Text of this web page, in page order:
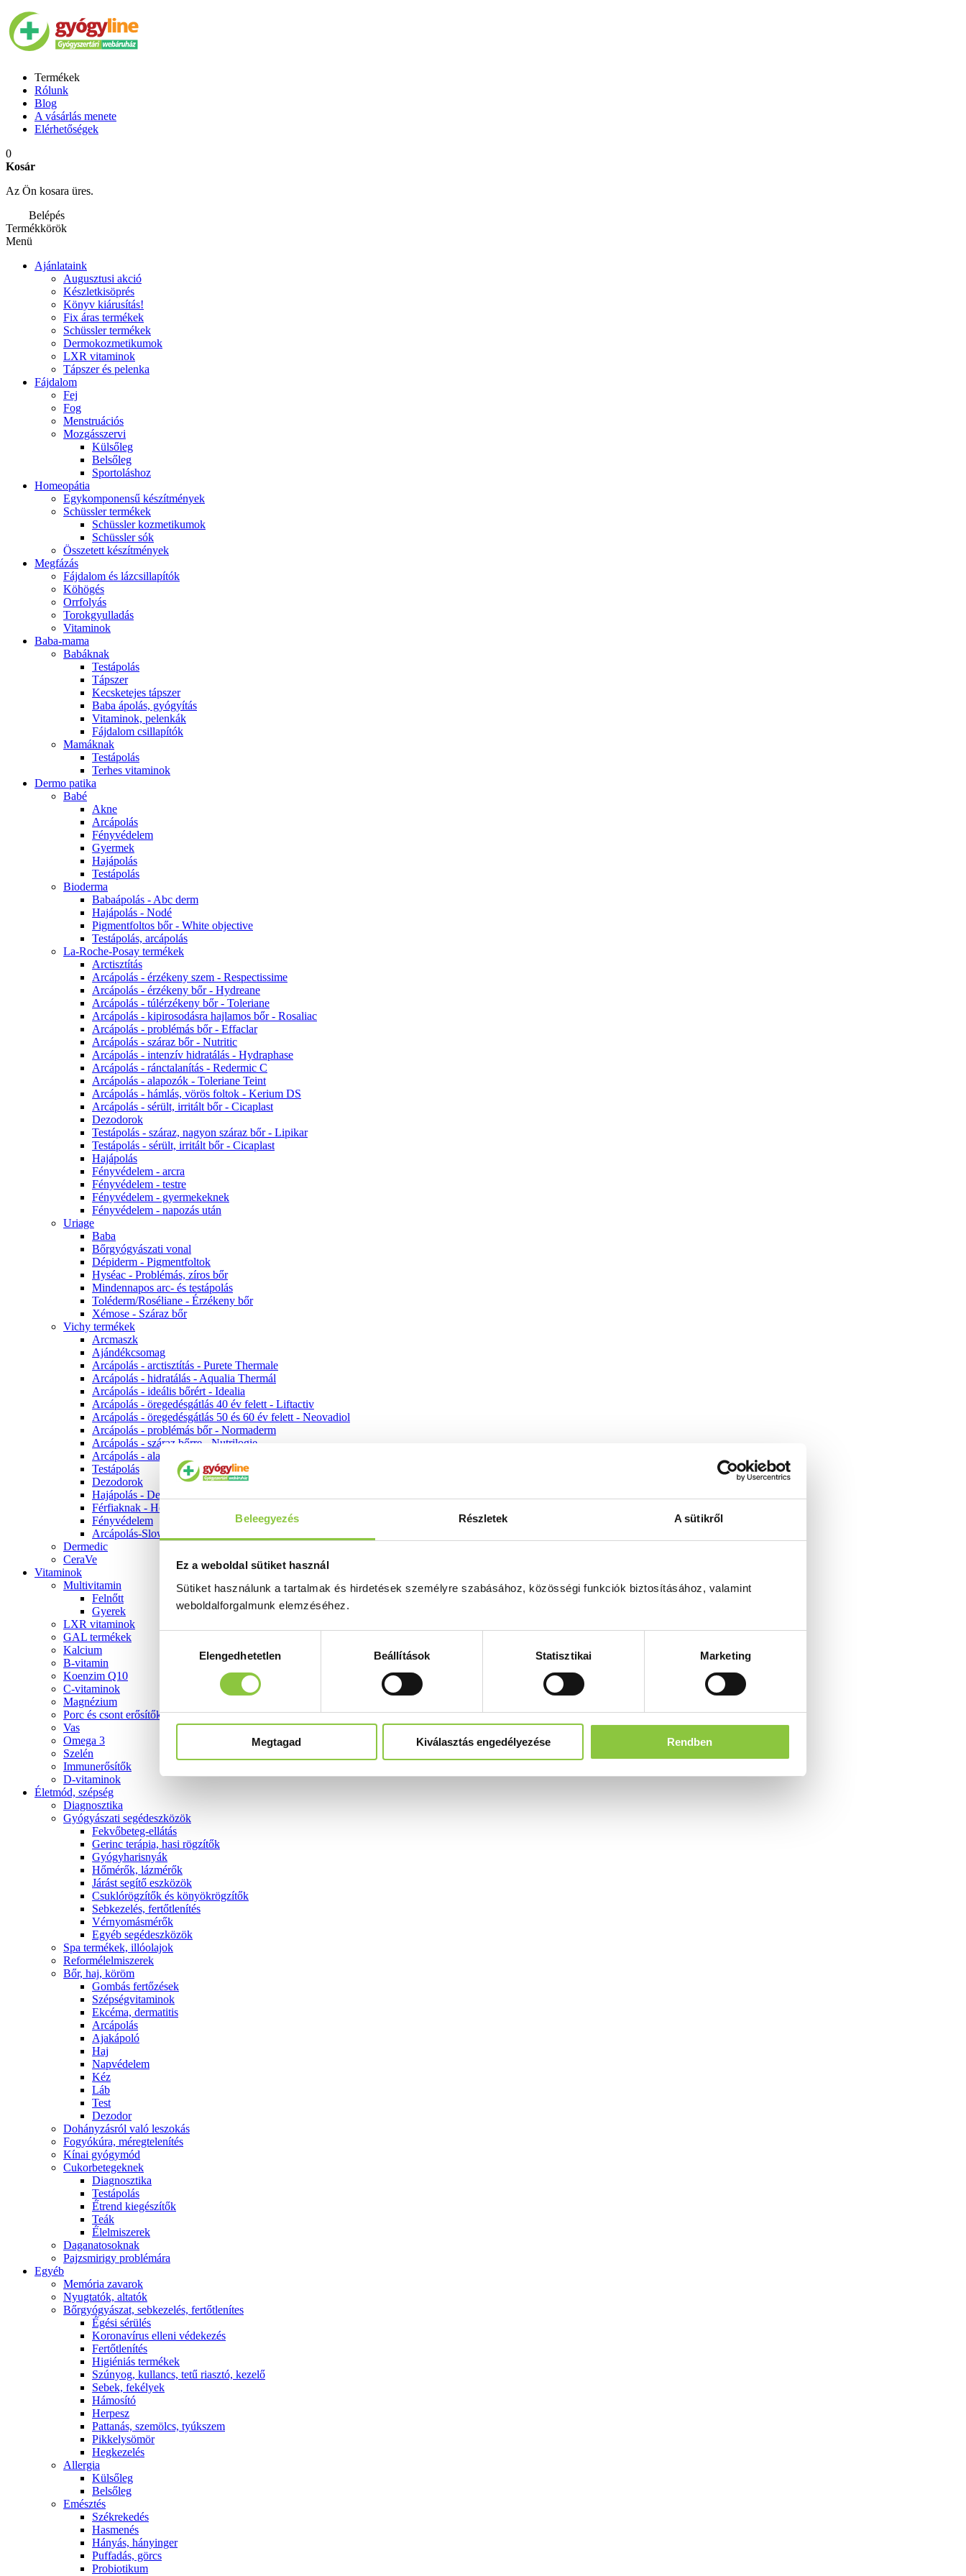
Beleegyezés Részletek A sütikről
Ez a weboldal sütiket használ
Sütiket használunk a tartalmak és hirdetések személyre szabásához, közösségi funkciók biztosításához, valamint
weboldalforgalmunk elemzéséhez.
kiválasztásaElengedhetetlen Beállítások Statisztikai Marketing
Megtagad Kiválasztás engedélyezése Rendben
Termékek
Rólunk
Blog
A vásárlás menete
Elérhetőségek
0
Kosár
Az Ön kosara üres.
Belépés
Termékkörök
Menü
Ajánlataink
Augusztusi akció
Készletkisöprés
Könyv kiárusítás!
Fix áras termékek
Schüssler termékek
Dermokozmetikumok
LXR vitaminok
Tápszer és pelenka
Fájdalom
Fej
Fog
Menstruációs
Mozgásszervi
Külsőleg
Belsőleg
Sportoláshoz
Homeopátia
Egykomponensű készítmények
Schüssler termékek
Schüssler kozmetikumok
Schüssler sók
Összetett készítmények
Megfázás
Fájdalom és lázcsillapítók
Köhögés
Orrfolyás
Torokgyulladás
Vitaminok
Baba-mama
Babáknak
Testápolás
Tápszer
Kecsketejes tápszer
Baba ápolás, gyógyítás
Vitaminok, pelenkák
Fájdalom csillapítók
Mamáknak
Testápolás
Terhes vitaminok
Dermo patika
Babé
Akne
Arcápolás
Fényvédelem
Gyermek
Hajápolás
Testápolás
Bioderma
Babaápolás - Abc derm
Hajápolás - Nodé
Pigmentfoltos bőr - White objective
Testápolás, arcápolás
La-Roche-Posay termékek
Arctisztítás
Arcápolás - érzékeny szem - Respectissime
Arcápolás - érzékeny bőr - Hydreane
Arcápolás - túlérzékeny bőr - Toleriane
Arcápolás - kipirosodásra hajlamos bőr - Rosaliac
Arcápolás - problémás bőr - Effaclar
Arcápolás - száraz bőr - Nutritic
Arcápolás - intenzív hidratálás - Hydraphase
Arcápolás - ránctalanítás - Redermic C
Arcápolás - alapozók - Toleriane Teint
Arcápolás - hámlás, vörös foltok - Kerium DS
Arcápolás - sérült, irritált bőr - Cicaplast
Dezodorok
Testápolás - száraz, nagyon száraz bőr - Lipikar
Testápolás - sérült, irritált bőr - Cicaplast
Hajápolás
Fényvédelem - arcra
Fényvédelem - testre
Fényvédelem - gyermekeknek
Fényvédelem - napozás után
Uriage
Baba
Bőrgyógyászati vonal
Dépiderm - Pigmentfoltok
Hyséac - Problémás, zíros bőr
Mindennapos arc- és testápolás
Toléderm/Roséliane - Érzékeny bőr
Xémose - Száraz bőr
Vichy termékek
Arcmaszk
Ajándékcsomag
Arcápolás - arctisztítás - Purete Thermale
Arcápolás - hidratálás - Aqualia Thermál
Arcápolás - ideális bőrért - Idealia
Arcápolás - öregedésgátlás 40 év felett - Liftactiv
Arcápolás - öregedésgátlás 50 és 60 év felett - Neovadiol
Arcápolás - problémás bőr - Normaderm
Arcápolás - száraz bőrre - Nutrilogie
Arcápolás - alapozók
Testápolás
Dezodorok
Hajápolás - Dercos
Férfiaknak - Homme
Fényvédelem
Arcápolás-Slow Age
Dermedic
CeraVe
Vitaminok
Multivitamin
Felnőtt
Gyerek
LXR vitaminok
GAL termékek
Kalcium
B-vitamin
Koenzim Q10
C-vitaminok
Magnézium
Porc és csont erősítők
Vas
Omega 3
Szelén
Immunerősítők
D-vitaminok
Életmód, szépség
Diagnosztika
Gyógyászati segédeszközök
Fekvőbeteg-ellátás
Gerinc terápia, hasi rögzítők
Gyógyharisnyák
Hőmérők, lázmérők
Járást segítő eszközök
Csuklórögzítők és könyökrögzítők
Sebkezelés, fertőtlenítés
Vérnyomásmérők
Egyéb segédeszközök
Spa termékek, illóolajok
Reformélelmiszerek
Bőr, haj, köröm
Gombás fertőzések
Szépségvitaminok
Ekcéma, dermatitis
Arcápolás
Ajakápoló
Haj
Napvédelem
Kéz
Láb
Test
Dezodor
Dohányzásról való leszokás
Fogyókúra, méregtelenítés
Kínai gyógymód
Cukorbetegeknek
Diagnosztika
Testápolás
É́trend kiegészítők
Teák
É́lelmiszerek
Daganatosoknak
Pajzsmirigy problémára
Egyéb
Memória zavarok
Nyugtatók, altatók
Bőrgyógyászat, sebkezelés, fertőtlenítes
É́gési sérülés
Koronavírus elleni védekezés
Fertőtlenítés
Higiéniás termékek
Szúnyog, kullancs, tetű riasztó, kezelő
Sebek, fekélyek
Hámosító
Herpesz
Pattanás, szemölcs, tyúkszem
Pikkelysömör
Hegkezelés
Allergia
Külsőleg
Belsőleg
Emésztés
Székrekedés
Hasmenés
Hányás, hányinger
Puffadás, görcs
Probiotikum